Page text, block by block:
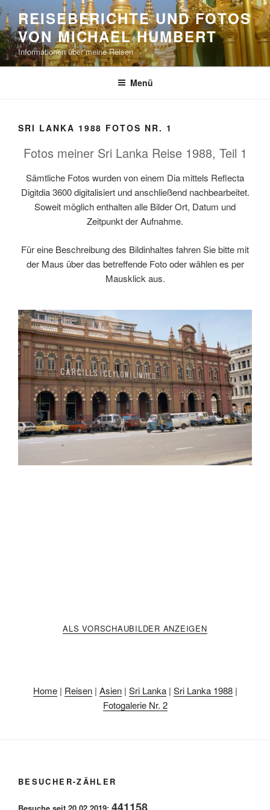
Zum
Inhalt
springen
REISEBERICHTE UND FOTOS
VON MICHAEL HUMBERT
Informationen über meine Reisen
Menü
SRI LANKA 1988 FOTOS NR. 1
Fotos meiner Sri Lanka Reise 1988, Teil 1
Sämtliche Fotos wurden von einem Dia mittels Reflecta
Digitdia 3600 digitalisiert und anschließend nachbearbeitet.
Soweit möglich enthalten alle Bilder Ort, Datum und
Zeitpunkt der Aufnahme.
Für eine Beschreibung des Bildinhaltes fahren Sie bitte mit
der Maus über das betreffende Foto oder wählen es per
Mausklick aus.
ALS VORSCHAUBILDER ANZEIGEN
Home| Reisen| Asien| Sri Lanka| Sri Lanka 1988|
Fotogalerie Nr. 2
BESUCHER-ZÄHLER